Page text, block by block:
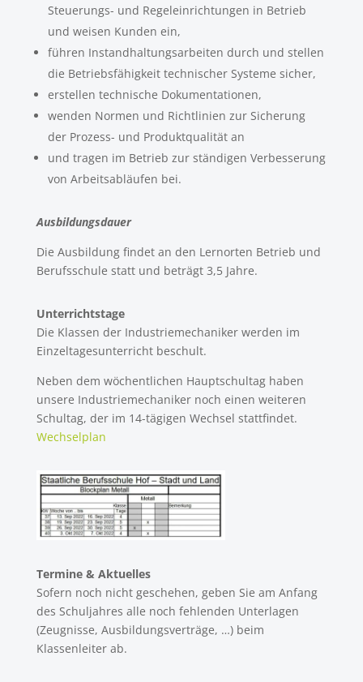
Steuerungs- und Regeleinrichtungen in Betrieb
und weisen Kunden ein,
führen Instandhaltungsarbeiten durch und stellen
die Betriebsfähigkeit technischer Systeme sicher,
erstellen technische Dokumentationen,
wenden Normen und Richtlinien zur Sicherung
der Prozess- und Produktqualität an
und tragen im Betrieb zur ständigen Verbesserung
von Arbeitsabläufen bei.
Ausbildungsdauer
Die Ausbildung findet an den Lernorten Betrieb und
Berufsschule statt und beträgt 3,5 Jahre.
Unterrichtstage
Die Klassen der Industriemechaniker werden im
Einzeltagesunterricht beschult.
Neben dem wöchentlichen Hauptschultag haben
unsere Industriemechaniker noch einen weiteren
Schultag, der im 14-tägigen Wechsel stattfindet.
Wechselplan
Termine & Aktuelles
Sofern noch nicht geschehen, geben Sie am Anfang
des Schuljahres alle noch fehlenden Unterlagen
(Zeugnisse, Ausbildungsverträge, …) beim
Klassenleiter ab.